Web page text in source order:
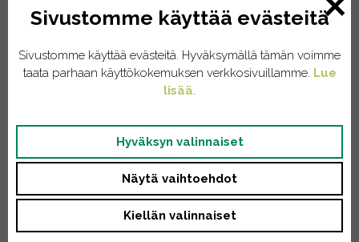
Lohi ”harmonie”, 85g
1,60€
"harmonie",
määrä
Lisää ostoskoriin
Sivustomme käyttää evästeitä
Sivustomme käyttää evästeitä. Hyväksymällä tämän voimme
taata parhaan käyttökokemuksen verkkosivuillamme. Lue
lisää.
Hyväksyn valinnaiset
Näytä vaihtoehdot
Kiellän valinnaiset